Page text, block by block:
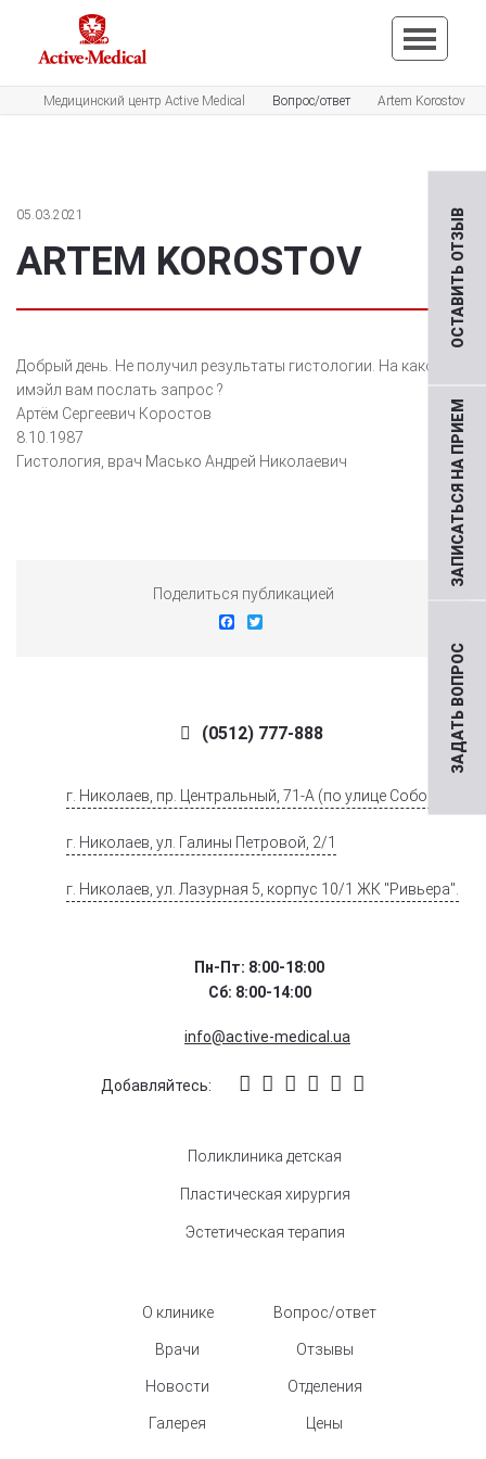
ЗАДАТЬ ВОПРОС
ЗАПИСАТЬСЯ НА ПРИЕМ
ОСТАВИТЬ ОТЗЫВ
Медицинский центр Active Medical Вопрос/ответ Artem Korostov
05.03.2021
ARTEM KOROSTOV
Добрый день. Не получил результаты гистологии. На какой
имэйл вам послать запрос ?
Артём Сергеевич Коростов
8.10.1987
Гистология, врач Масько Андрей Николаевич
Поделиться публикацией
(0512) 777-888
г. Николаев, пр. Центральный, 71-А (по улице Соборной)
г. Николаев, ул. Галины Петровой, 2/1
г. Николаев, ул. Лазурная 5, корпус 10/1 ЖК "Ривьера".
Пн-Пт: 8:00-18:00
Сб: 8:00-14:00
info@active-medical.ua
Добавляйтесь:
Поликлиника детская
Пластическая хирургия
Эстетическая терапия
О клинике
Врачи
Новости
Галерея
Вопрос/ответ
Отзывы
Отделения
Цены